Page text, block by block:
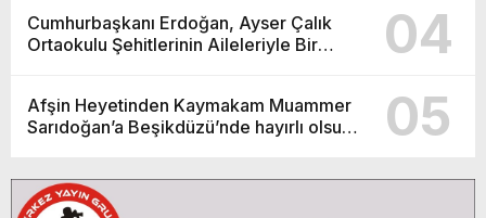
Cumhurbaşkanı Erdoğan, Ayser Çalık
Ortaokulu Şehitlerinin Aileleriyle Bir
04
Afşin Heyetinden Kaymakam Muammer
Sarıdoğan’a Beşikdüzü’nde hayırlı olsun
05